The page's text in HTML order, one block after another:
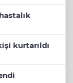
kurtarıldı